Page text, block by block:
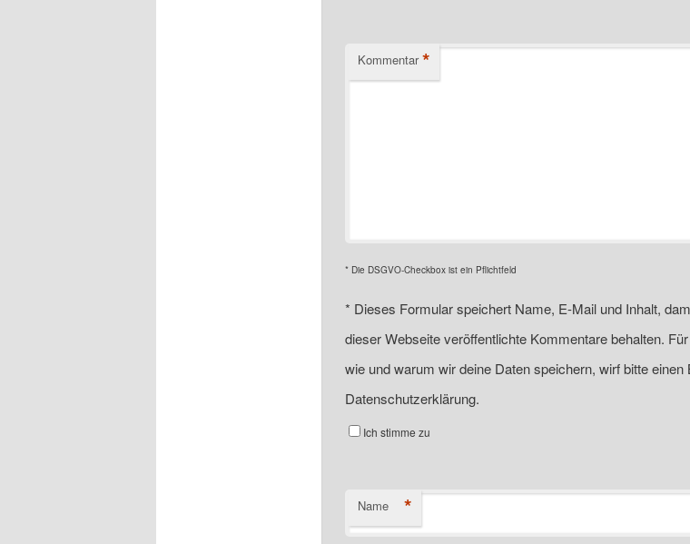
Kommentar *
* Die DSGVO-Checkbox ist ein Pflichtfeld
* Dieses Formular speichert Name, E-Mail und Inhalt,
dieser Webseite veröffentlichte Kommentare behalten.
wie und warum wir deine Daten speichern, wirf bitte einen
Datenschutzerklärung.
Ich stimme zu
Name *